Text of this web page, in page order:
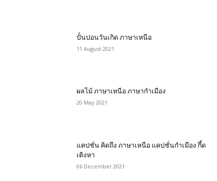
ปั๋นปอนวันเกิด ภาษาเหนือ
11 August 2021
ผลไม้ ภาษาเหนือ ภาษากำเมือง
20 May 2021
แคปชั่น คิดถึง ภาษาเหนือ แคปชั่นกำเมือง กึ้ด
เติงหา
06 December 2021